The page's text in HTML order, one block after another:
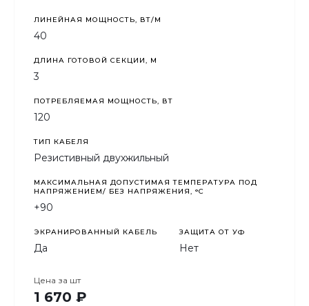
то есть круглогодично.
ЛИНЕЙНАЯ МОЩНОСТЬ, ВТ/М
40
ДЛИНА ГОТОВОЙ СЕКЦИИ, М
3
ПОТРЕБЛЯЕМАЯ МОЩНОСТЬ, ВТ
120
ТИП КАБЕЛЯ
Резистивный двухжильный
МАКСИМАЛЬНАЯ ДОПУСТИМАЯ ТЕМПЕРАТУРА ПОД
НАПРЯЖЕНИЕМ/ БЕЗ НАПРЯЖЕНИЯ, °C
+90
ЭКРАНИРОВАННЫЙ КАБЕЛЬ
Да
ЗАЩИТА ОТ УФ
Нет
Цена за шт
1 670 ₽